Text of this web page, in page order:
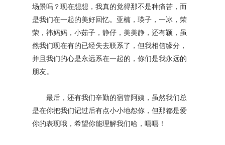
场景吗？现在想想，我真的觉得那不是种痛苦，而
是我们在一起的美好回忆。亚楠，瑛子，一冰，荣
荣，祎妈妈，小茹子，静仔，美美静，还有颖，虽
然我们现在有的已经失去联系了，但我相信缘分，
并且我们的心是永远系在一起的，你们是我永远的
朋友。
最后，还有我们辛勤的宿管阿姨，虽然我们总
是在你把我们记过后有点小小地怨你，但那都是爱
你的表现哦，希望你能理解我们哈，嘻嘻！